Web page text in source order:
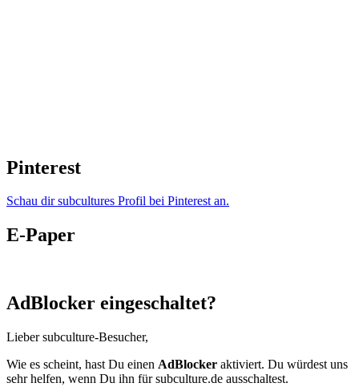
Pinterest
Schau dir subcultures Profil bei Pinterest an.
E-Paper
AdBlocker eingeschaltet?
Lieber subculture-Besucher,
Wie es scheint, hast Du einen AdBlocker aktiviert. Du würdest uns
sehr helfen, wenn Du ihn für subculture.de ausschaltest.